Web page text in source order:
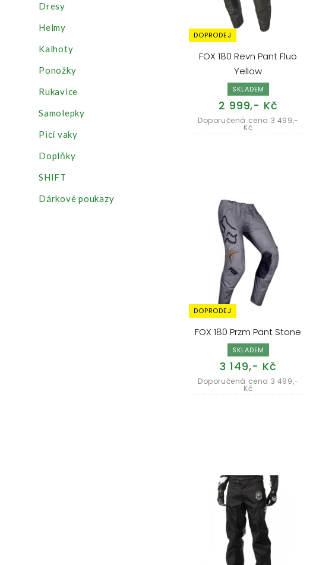
Dresy
Helmy
Kalhoty
Ponožky
Rukavice
Samolepky
Picí vaky
Doplňky
SHIFT
Dárkové poukazy
FOX 180 Revn Pant Fluo
Yellow
SKLADEM
2 999,- Kč
Doporučená cena 3 499,-
Kč
DOPRODEJ
FOX 180 Przm Pant Stone
SKLADEM
3 149,- Kč
Doporučená cena 3 499,-
Kč
DOPRODEJ